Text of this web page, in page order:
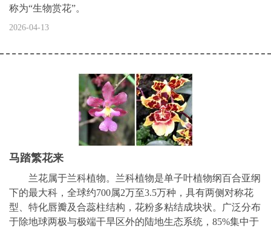
称为“生物赏花”。
2026-04-13
马踏繁花来
兰花属于兰科植物。兰科植物是单子叶植物纲百合亚纲
下的最大科，全球约700属2万至3.5万种，具有两侧对称花
型、特化唇瓣及合蕊柱结构，花粉多粘结成块状。广泛分布
于除地球两极与极端干旱区外的陆地生态系统，85%集中于